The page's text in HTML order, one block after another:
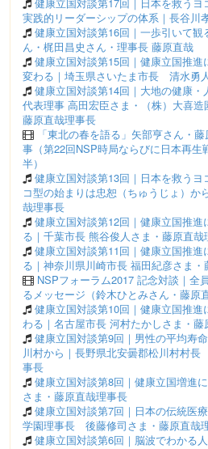
実践的リーダーシップの体系｜長谷川
健康立国対談第16回｜一歩引いて観
ん・梶田昌史さん・理事長 藤原直哉
健康立国対談第15回｜健康立国推進
変わる｜埼玉県さいたま市長 清水勇
健康立国対談第14回｜大地の健康
代表理事 高田宏臣さま・（株）大喜造
藤原直哉理事長
「東北の春を語る」矢部亨さん・
事（第22回NSP時局ならびに日本再生
半）
健康立国対談第13回｜日本を救うヨ
コ型の始まりは忠恕（ちゅうじょ）か
哉理事長
健康立国対談第12回｜健康立国推
る｜千葉市長 熊谷俊人さま・藤原直哉
健康立国対談第11回｜健康立国推
る｜神奈川県川崎市長 福田紀彦さま
NSPフォーラム2017 記念対談｜全
るメッセージ（鈴木ひとみさん・藤原
健康立国対談第10回｜健康立国推
わる｜名古屋市長 河村たかしさま・藤
健康立国対談第9回｜男性の平均寿
川村から｜長野県北安曇郡松川村村
事長
健康立国対談第8回｜健康立国増進
さま・藤原直哉理事長
健康立国対談第7回｜日本の伝統医
学園理事長 後藤修司さま・藤原直哉
健康立国対談第6回｜脳波でわかる